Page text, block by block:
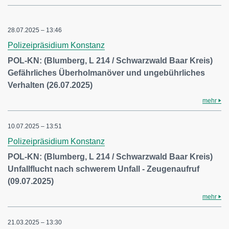
28.07.2025 – 13:46
Polizeipräsidium Konstanz
POL-KN: (Blumberg, L 214 / Schwarzwald Baar Kreis)
Gefährliches Überholmanöver und ungebührliches
Verhalten (26.07.2025)
mehr
10.07.2025 – 13:51
Polizeipräsidium Konstanz
POL-KN: (Blumberg, L 214 / Schwarzwald Baar Kreis)
Unfallflucht nach schwerem Unfall - Zeugenaufruf
(09.07.2025)
mehr
21.03.2025 – 13:30